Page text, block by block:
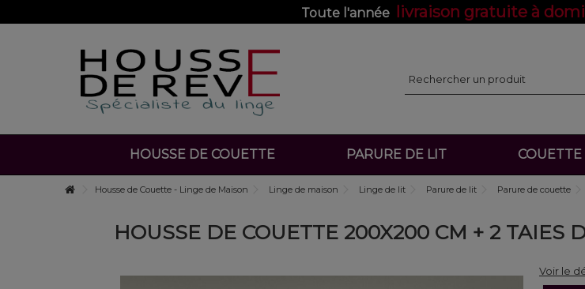
Toute l'année livraison gratuite à
HOUSSE DE COUETTE PARURE DE LIT COUETTE
Housse de Couette - Linge de Maison Linge de maison Linge de lit Parure de lit Parure de couette
HOUSSE DE COUETTE 200X200 CM + 2 TAIES
Voir le